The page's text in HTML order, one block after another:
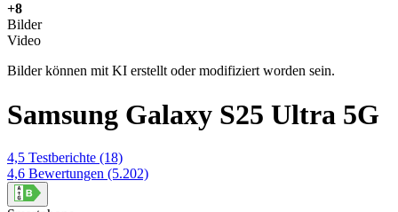
+8
Bilder
Video
Bilder können mit KI erstellt oder modifiziert worden sein.
Samsung Galaxy S25 Ultra 5G
4,5 Testberichte (18)
4,6 Bewertungen (5.202)